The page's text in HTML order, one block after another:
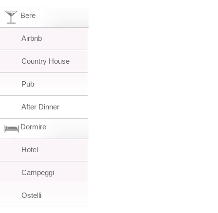
Bere
Airbnb
Country House
Pub
After Dinner
Dormire
Hotel
Campeggi
Ostelli